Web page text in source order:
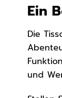
Ein
Die
und